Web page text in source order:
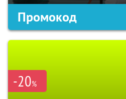
Промокод
-20%